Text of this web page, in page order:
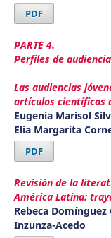
PDF
PARTE 4.
Perfiles de
Las audiencias
artículos científicos
Eugenia Marisol
Elia Margarita
PDF
Revisión de la
América Latina:
Rebeca
Inzunza-Acedo